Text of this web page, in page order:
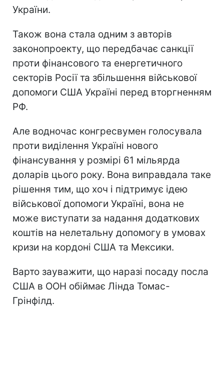
України.
Також вона стала одним з авторів
законопроекту, що передбачає санкції
проти фінансового та енергетичного
секторів Росії та збільшення військової
допомоги США Україні перед вторгненням
РФ.
Але водночас конгресвумен голосувала
проти виділення Україні нового
фінансування у розмірі 61 мільярда
доларів цього року. Вона виправдала таке
рішення тим, що хоч і підтримує ідею
військової допомоги Україні, вона не
може виступати за надання додаткових
коштів на нелетальну допомогу в умовах
кризи на кордоні США та Мексики.
Варто зауважити, що наразі посаду посла
США в ООН обіймає Лінда Томас-
Грінфілд.